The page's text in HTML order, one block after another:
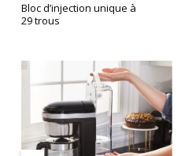
Bloc d’injection unique à
29 trous